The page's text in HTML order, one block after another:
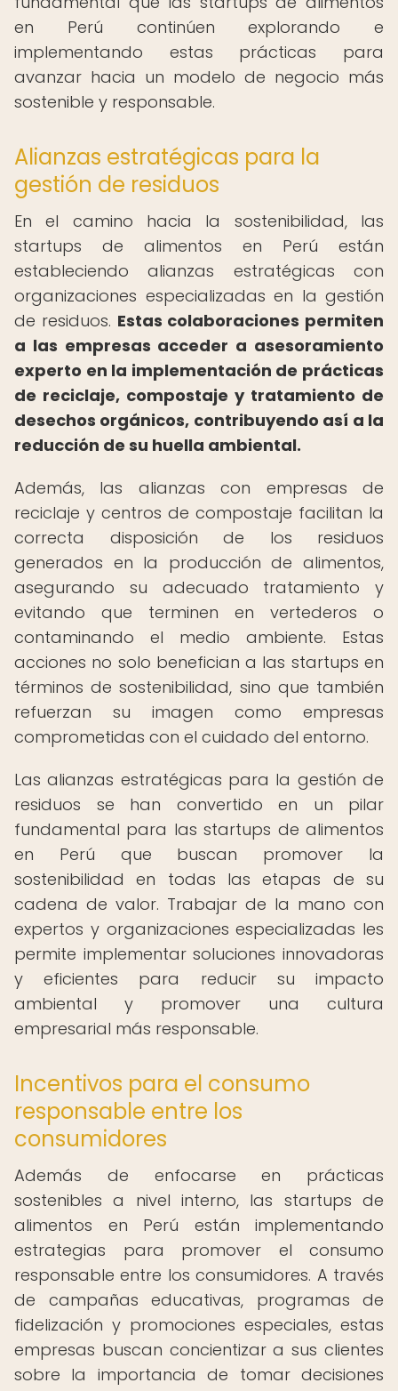
en Perú continúen explorando e
implementando estas prácticas para
avanzar hacia un modelo de negocio más
sostenible y responsable.
Alianzas estratégicas para la
gestión de residuos
En el camino hacia la sostenibilidad, las
startups de alimentos en Perú están
estableciendo alianzas estratégicas con
organizaciones especializadas en la gestión
de residuos. Estas colaboraciones permiten
a las empresas acceder a asesoramiento
experto en la implementación de prácticas
de reciclaje, compostaje y tratamiento de
desechos orgánicos, contribuyendo así a la
reducción de su huella ambiental.
Además, las alianzas con empresas de
reciclaje y centros de compostaje facilitan la
correcta disposición de los residuos
generados en la producción de alimentos,
asegurando su adecuado tratamiento y
evitando que terminen en vertederos o
contaminando el medio ambiente. Estas
acciones no solo benefician a las startups en
términos de sostenibilidad, sino que también
refuerzan su imagen como empresas
comprometidas con el cuidado del entorno.
Las alianzas estratégicas para la gestión de
residuos se han convertido en un pilar
fundamental para las startups de alimentos
en Perú que buscan promover la
sostenibilidad en todas las etapas de su
cadena de valor. Trabajar de la mano con
expertos y organizaciones especializadas les
permite implementar soluciones innovadoras
y eficientes para reducir su impacto
ambiental y promover una cultura
empresarial más responsable.
Incentivos para el consumo
responsable entre los
consumidores
Además de enfocarse en prácticas
sostenibles a nivel interno, las startups de
alimentos en Perú están implementando
estrategias para promover el consumo
responsable entre los consumidores. A través
de campañas educativas, programas de
fidelización y promociones especiales, estas
empresas buscan concientizar a sus clientes
sobre la importancia de tomar decisiones